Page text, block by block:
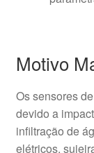
Motivo
Os sensores
devido a
infiltração de
elétricos,